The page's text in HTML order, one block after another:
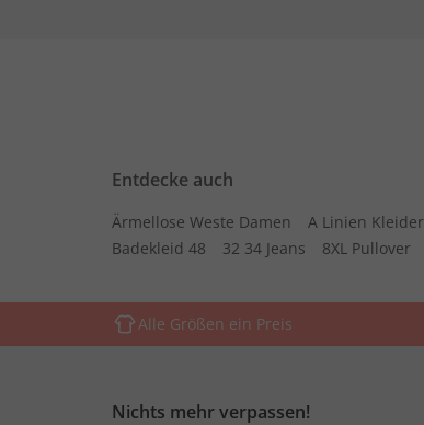
Entdecke auch
Ärmellose Weste Damen A Linien Kleider
Badekleid 48
32 34 Jeans 8XL Pullover
Alle Größen ein Preis
Nichts mehr verpassen!